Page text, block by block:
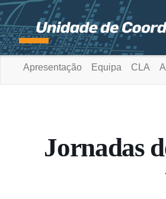
Apresentação Equipa CLA
Jornadas